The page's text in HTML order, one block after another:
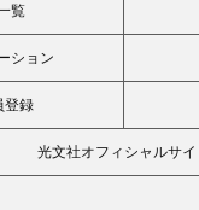
覧
ション
登録
光文社オフィシャルサイ